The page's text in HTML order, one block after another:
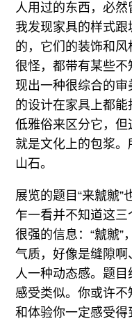
人用过的东西，必然
我发现家具的样式
的，它们的装饰和
很怪，都带有某些
现出一种很综合的
的设计在家具上都
低雅俗来区分它，但
就是文化上的包浆
山石。
展览的题目“来虩虩”
乍一看并不知道这
很强的信息：“虩虩”
气质，好像是缝隙啊
人一种动态感。题
感受类似。你或许
和体验你一定感受